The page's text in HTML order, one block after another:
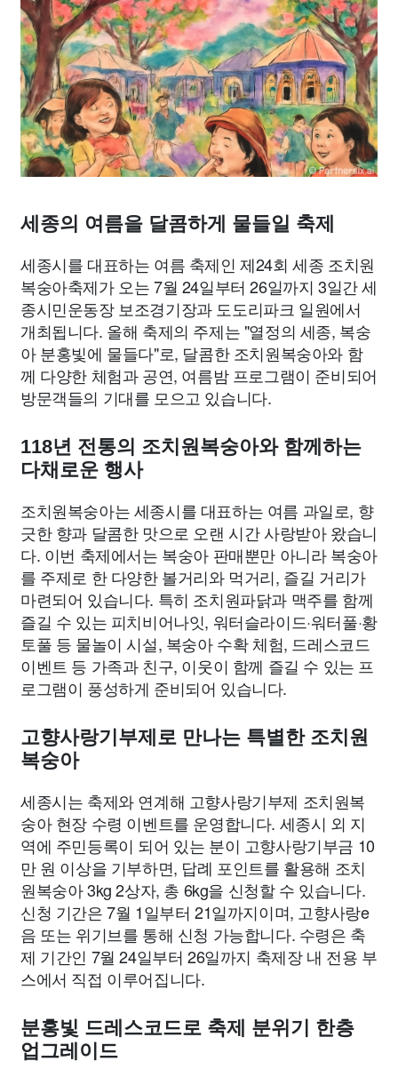
세종의 여름을 달콤하게 물들일 축제
세종시를 대표하는 여름 축제인 제24회 세종 조치원
복숭아축제가 오는 7월 24일부터 26일까지 3일간 세
종시민운동장 보조경기장과 도도리파크 일원에서
개최됩니다. 올해 축제의 주제는 "열정의 세종, 복숭
아 분홍빛에 물들다"로, 달콤한 조치원복숭아와 함
께 다양한 체험과 공연, 여름밤 프로그램이 준비되어
방문객들의 기대를 모으고 있습니다.
118년 전통의 조치원복숭아와 함께하는
다채로운 행사
조치원복숭아는 세종시를 대표하는 여름 과일로, 향
긋한 향과 달콤한 맛으로 오랜 시간 사랑받아 왔습니
다. 이번 축제에서는 복숭아 판매뿐만 아니라 복숭아
를 주제로 한 다양한 볼거리와 먹거리, 즐길 거리가
마련되어 있습니다. 특히 조치원파닭과 맥주를 함께
즐길 수 있는 피치비어나잇, 워터슬라이드·워터풀·황
토풀 등 물놀이 시설, 복숭아 수확 체험, 드레스코드
이벤트 등 가족과 친구, 이웃이 함께 즐길 수 있는 프
로그램이 풍성하게 준비되어 있습니다.
고향사랑기부제로 만나는 특별한 조치원
복숭아
세종시는 축제와 연계해 고향사랑기부제 조치원복
숭아 현장 수령 이벤트를 운영합니다. 세종시 외 지
역에 주민등록이 되어 있는 분이 고향사랑기부금 10
만 원 이상을 기부하면, 답례 포인트를 활용해 조치
원복숭아 3kg 2상자, 총 6kg을 신청할 수 있습니다.
신청 기간은 7월 1일부터 21일까지이며, 고향사랑e
음 또는 위기브를 통해 신청 가능합니다. 수령은 축
제 기간인 7월 24일부터 26일까지 축제장 내 전용 부
스에서 직접 이루어집니다.
분홍빛 드레스코드로 축제 분위기 한층
업그레이드